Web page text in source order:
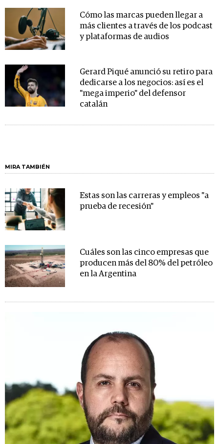
Cómo las marcas pueden llegar a
más clientes a través de los podcast
y plataformas de audios
Gerard Piqué anunció su retiro para
dedicarse a los negocios: así es el
"mega imperio" del defensor
catalán
MIRA TAMBIÉN
Estas son las carreras y empleos "a
prueba de recesión"
Cuáles son las cinco empresas que
producen más del 80% del petróleo
en la Argentina